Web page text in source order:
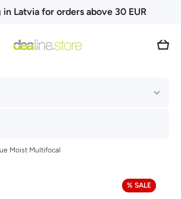
Latvia for orders above 30 EUR
Cart
Moist Multifocal
% SALE